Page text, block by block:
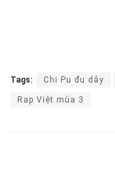
Tags: Chi Pu đu dây
Rap Việt mùa 3